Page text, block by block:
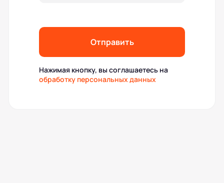
Отправить
Нажимая кнопку, вы соглашаетесь на
обработку персональных данных